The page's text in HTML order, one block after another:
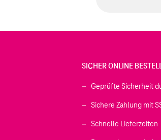
geöffnet)
SICHER ONLINE
Geprüfte Sicherheit
Sichere Zahlung mit
Schnelle Lieferzeiten